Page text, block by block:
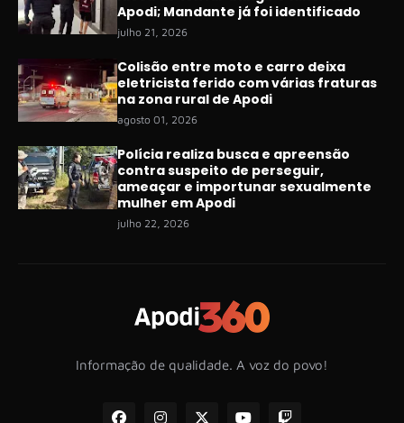
Apodi; Mandante já foi identificado
julho 21, 2026
Colisão entre moto e carro deixa
eletricista ferido com várias fraturas
na zona rural de Apodi
agosto 01, 2026
Polícia realiza busca e apreensão
contra suspeito de perseguir,
ameaçar e importunar sexualmente
mulher em Apodi
julho 22, 2026
Informação de qualidade. A voz do povo!